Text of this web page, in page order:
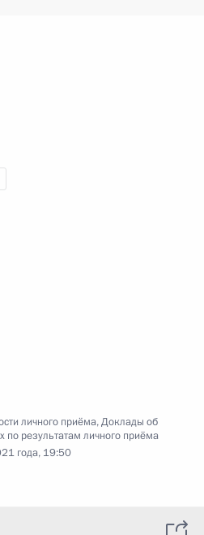
личного приёма,Доклады об
по результатам личного приёма
года, 19:50